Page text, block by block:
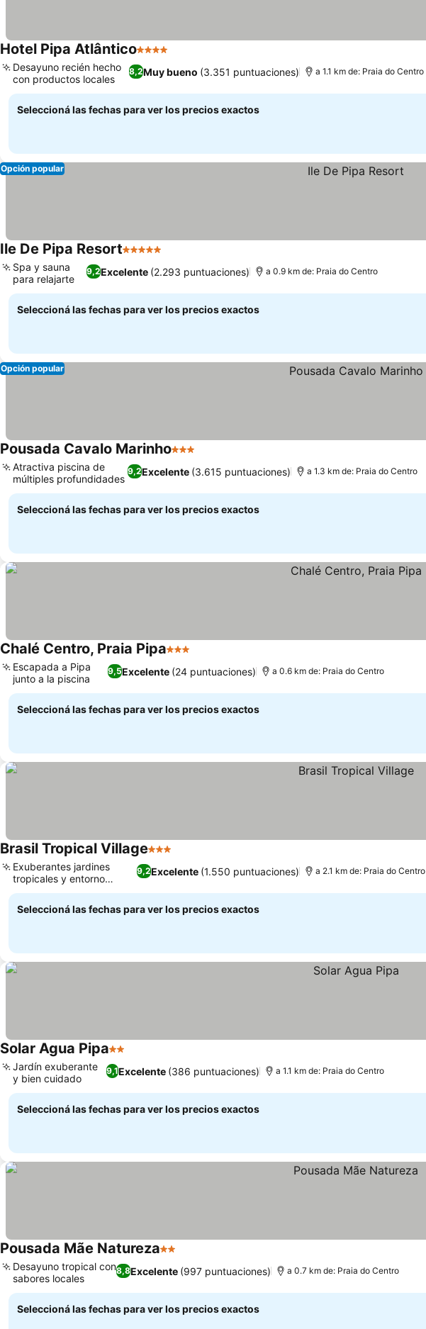
Hotel Pipa Atlântico4 Estrellas
8,2Muy bueno (3.351 puntuaciones)
Desayuno recién hecho
con productos locales
a 1.1 km de: Praia do Centro
Seleccioná las fechas para ver los precios exactos
Opción popular
Ile De Pipa Resort5 Estrellas
9,2Excelente (2.293 puntuaciones)
Spa y sauna
para relajarte
a 0.9 km de: Praia do Centro
Seleccioná las fechas para ver los precios exactos
Opción popular
Pousada Cavalo Marinho3 Estrellas
9,2Excelente (3.615 puntuaciones)
Atractiva piscina de
múltiples profundidades
a 1.3 km de: Praia do Centro
Seleccioná las fechas para ver los precios exactos
Chalé Centro, Praia Pipa3 Estrellas
9,5Excelente (24 puntuaciones)
Escapada a Pipa
junto a la piscina
a 0.6 km de: Praia do Centro
Seleccioná las fechas para ver los precios exactos
Brasil Tropical Village3 Estrellas
9,2Excelente (1.550 puntuaciones)
Exuberantes jardines
tropicales y entorno
natural
a 2.1 km de: Praia do Centro
Seleccioná las fechas para ver los precios exactos
Solar Agua Pipa2 Estrellas
9,1Excelente (386 puntuaciones)
Jardín exuberante
y bien cuidado
a 1.1 km de: Praia do Centro
Seleccioná las fechas para ver los precios exactos
Pousada Mãe Natureza2 Estrellas
8,8Excelente (997 puntuaciones)
Desayuno tropical con
sabores locales
a 0.7 km de: Praia do Centro
Seleccioná las fechas para ver los precios exactos